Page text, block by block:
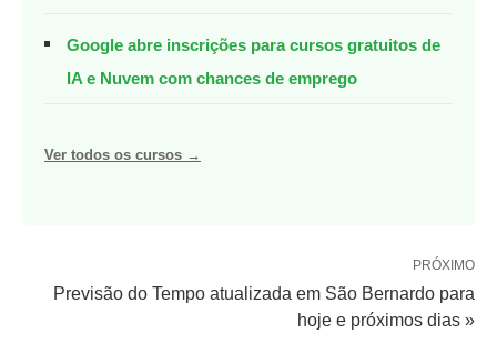
Google abre inscrições para cursos gratuitos de
IA e Nuvem com chances de emprego
Ver todos os cursos →
PRÓXIMO
Previsão do Tempo atualizada em São Bernardo para
hoje e próximos dias »